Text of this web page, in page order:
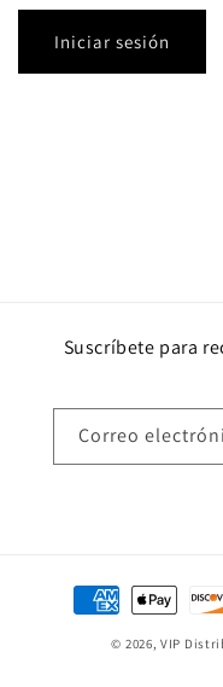
Iniciar sesión
Suscríbete para
Correo
Formas
de
© 2026,VIP